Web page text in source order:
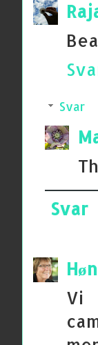
Svar
Svar
Vi